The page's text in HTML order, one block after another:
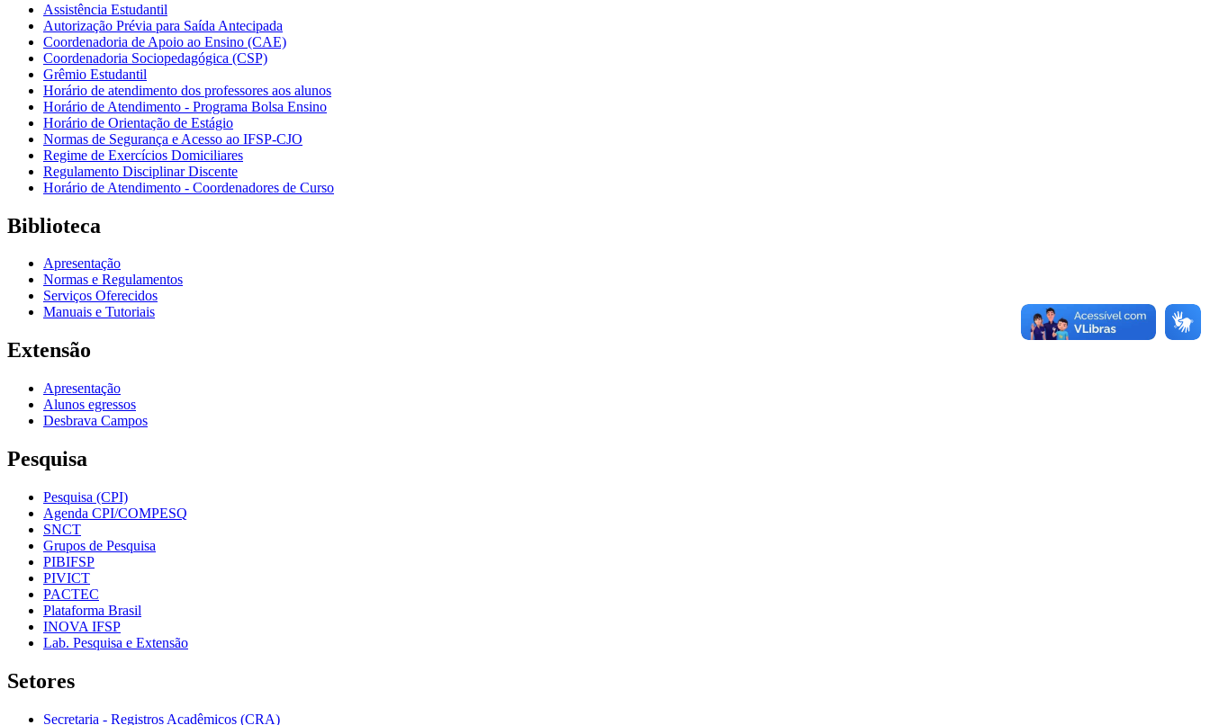
Assistência Estudantil
Autorização Prévia para Saída Antecipada
Coordenadoria de Apoio ao Ensino (CAE)
Coordenadoria Sociopedagógica (CSP)
Grêmio Estudantil
Horário de atendimento dos professores aos alunos
Horário de Atendimento - Programa Bolsa Ensino
Horário de Orientação de Estágio
Normas de Segurança e Acesso ao IFSP-CJO
Regime de Exercícios Domiciliares
Regulamento Disciplinar Discente
Horário de Atendimento - Coordenadores de Curso
Biblioteca
Apresentação
Normas e Regulamentos
Serviços Oferecidos
Manuais e Tutoriais
Extensão
Apresentação
Alunos egressos
Desbrava Campos
Pesquisa
Pesquisa (CPI)
Agenda CPI/COMPESQ
SNCT
Grupos de Pesquisa
PIBIFSP
PIVICT
PACTEC
Plataforma Brasil
INOVA IFSP
Lab. Pesquisa e Extensão
Setores
Secretaria - Registros Acadêmicos (CRA)